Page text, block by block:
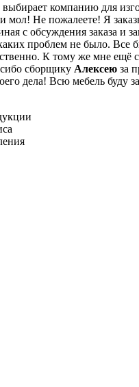
компанию для
мол! Не пожалеете! Я
с обсуждения заказа и
проблем не было. Все
К тому же мне ещё
сборщику Алексею за
дела! Всю мебель буду